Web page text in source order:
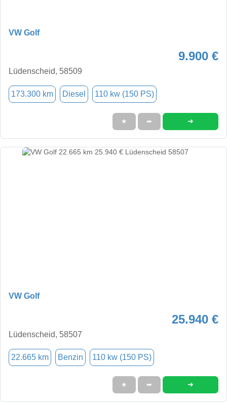
VW Golf
9.900 €
Lüdenscheid, 58509
173.300 km Diesel 110 kw (150 PS)
★ ➦ ➜
VW Golf
25.940 €
Lüdenscheid, 58507
22.665 km Benzin 110 kw (150 PS)
★ ➦ ➜